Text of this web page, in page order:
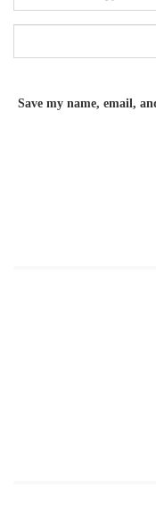
Save my name, email,